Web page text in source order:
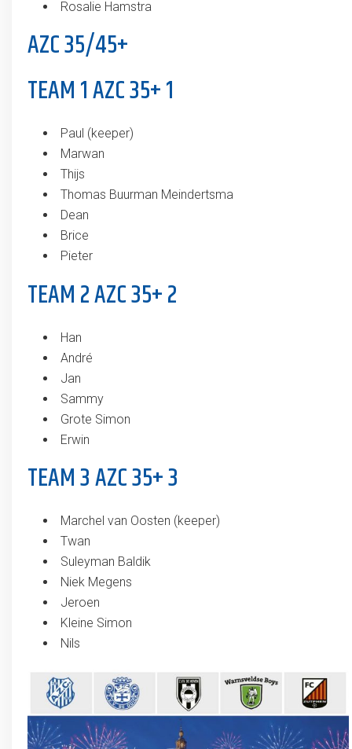
Rosalie Hamstra
AZC 35/45+
TEAM 1 AZC 35+ 1
Paul (keeper)
Marwan
Thijs
Thomas Buurman Meindertsma
Dean
Brice
Pieter
TEAM 2 AZC 35+ 2
Han
André
Jan
Sammy
Grote Simon
Erwin
TEAM 3 AZC 35+ 3
Marchel van Oosten (keeper)
Twan
Suleyman Baldik
Niek Megens
Jeroen
Kleine Simon
Nils